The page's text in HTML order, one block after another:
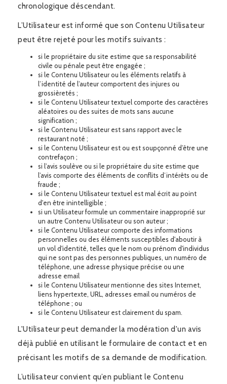
chronologique déscendant.
L’Utilisateur est informé que son Contenu Utilisateur
peut être rejeté pour les motifs suivants :
si le propriétaire du site estime que sa responsabilité
civile ou pénale peut être engagée ;
si le Contenu Utilisateur ou les éléments relatifs à
l’identité de l’auteur comportent des injures ou
grossièretés ;
si le Contenu Utilisateur textuel comporte des caractères
aléatoires ou des suites de mots sans aucune
signification ;
si le Contenu Utilisateur est sans rapport avec le
restaurant noté ;
si le Contenu Utilisateur est ou est soupçonné d’être une
contrefaçon ;
si l’avis soulève ou si le propriétaire du site estime que
l’avis comporte des éléments de conflits d’intérêts ou de
fraude ;
si le Contenu Utilisateur textuel est mal écrit au point
d'en être inintelligible ;
si un Utilisateur formule un commentaire inapproprié sur
un autre Contenu Utilisateur ou son auteur ;
si le Contenu Utilisateur comporte des informations
personnelles ou des éléments susceptibles d'aboutir à
un vol d'identité, telles que le nom ou prénom d'individus
qui ne sont pas des personnes publiques, un numéro de
téléphone, une adresse physique précise ou une
adresse email
si le Contenu Utilisateur mentionne des sites Internet,
liens hypertexte, URL, adresses email ou numéros de
téléphone ; ou
si le Contenu Utilisateur est clairement du spam.
L'Utilisateur peut demander la modération d'un avis
déjà publié en utilisant le formulaire de contact et en
précisant les motifs de sa demande de modification.
L’utilisateur convient qu’en publiant le Contenu